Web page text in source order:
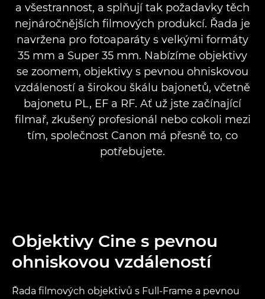
Objektivy Cine Servo
Kompaktní objektivy Cine Servo
Špičkové objektivy se zoomem
Kompaktní objektivy se zoomem
a všestrannost, a splňují tak požadavky těch
nejnáročnějších filmových produkcí. Řada je
navržena pro fotoaparáty s velkými formáty
35 mm a Super 35 mm. Nabízíme objektivy
se zoomem, objektivy s pevnou ohniskovou
vzdáleností a širokou škálu bajonetů, včetně
bajonetu PL, EF a RF. Ať už jste začínající
filmař, zkušený profesionál nebo cokoli mezi
tím, společnost Canon má přesně to, co
potřebujete.
Objektivy Cine s pevnou
ohniskovou vzdáleností
Řada filmových objektivů s Full-Frame a pevnou